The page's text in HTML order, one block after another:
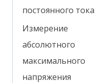
постоянного тока
Измерение
абсолютного
максимального
напряжения